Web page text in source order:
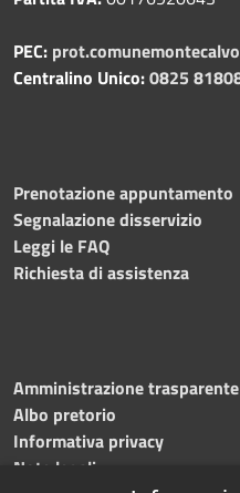
PEC:
Centralino Unico:0825
Prenotazione appuntamento
Segnalazione disservizio
Leggi le FAQ
Richiesta di assistenza
Amministrazione trasparente
Albo pretorio
Informativa privacy
Note legali